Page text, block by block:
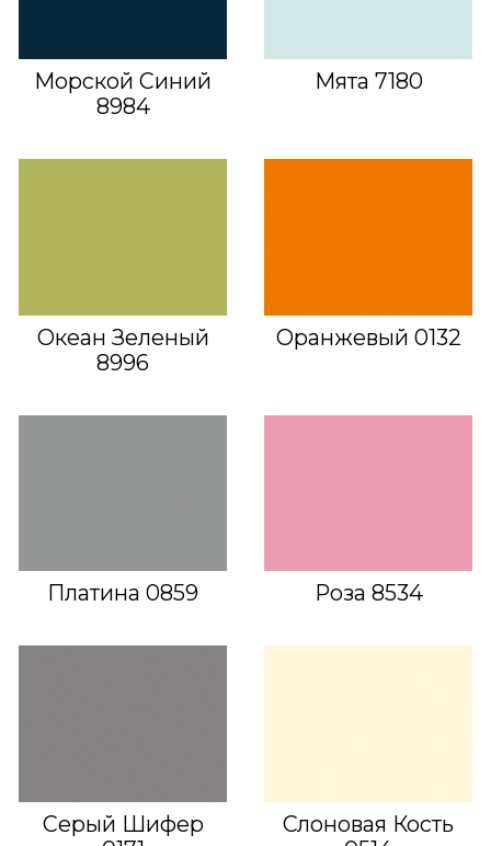
Морской Синий
8984
Мята 7180
Океан Зеленый
8996
Оранжевый 0132
Платина 0859 Роза 8534
Серый Шифер
Слоновая Кость